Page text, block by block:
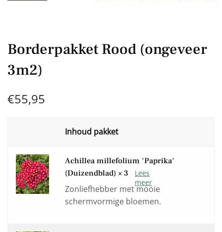
Borderpakket Rood (ongeveer
3m2)
€55,95
Achillea millefolium 'Paprika'
(Duizendblad) × 3
Zonliefhebber met mooie
schermvormige bloemen.